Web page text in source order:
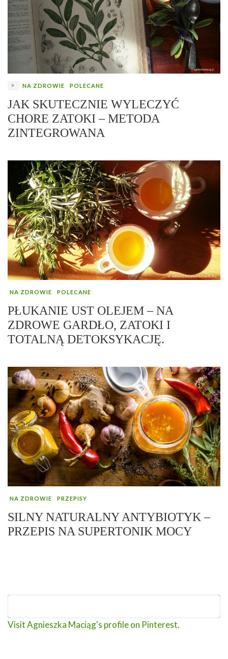
NA ZDROWIE POLECANE
JAK SKUTECZNIE WYLECZYĆ
CHORE ZATOKI – METODA
ZINTEGROWANA
NA ZDROWIE POLECANE
PŁUKANIE UST OLEJEM – NA
ZDROWE GARDŁO, ZATOKI I
TOTALNĄ DETOKSYKACJĘ.
NA ZDROWIE PRZEPISY
SILNY NATURALNY ANTYBIOTYK –
PRZEPIS NA SUPERTONIK MOCY
Visit Agnieszka Maciąg's profile on Pinterest.